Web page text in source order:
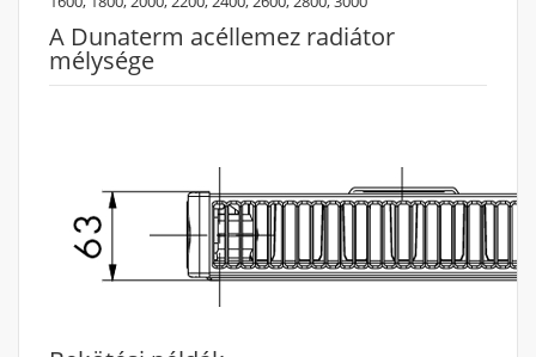
A Dunaterm acéllemez radiátor
mélysége